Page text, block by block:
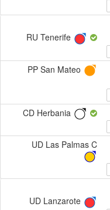
RU Tenerife
PP San Mateo
CD Herbania
UD Las Palmas C
UD Lanzarote